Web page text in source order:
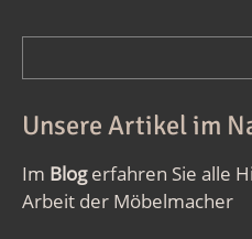
Unsere Artikel im
Im Blogerfahren Sie alle
Arbeit der Möbelmacher